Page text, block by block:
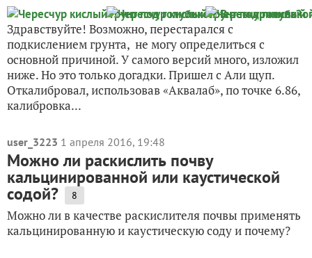
Здравствуйте! Возможно, перестарался с
подкислением грунта, не могу определиться с
основной причиной. У самого версий много, изложил
ниже. Но это только догадки. Пришел с Али щуп.
Откалибровал, использовав «Аквалаб», по точке 6.86,
калибровка...
user_3223 1 апреля 2016, 19:48
Можно ли раскислить почву
кальцинированной или каустической
содой? 8
Можно ли в качестве раскислителя почвы применять
кальцинированную и каустическую соду и почему?